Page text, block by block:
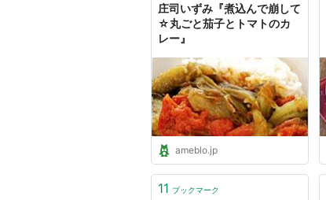
庄司いずみ『煮込んで崩して
☆丸ごと茄子とトマトのカ
レー』
ameblo.jp
11 ブックマーク